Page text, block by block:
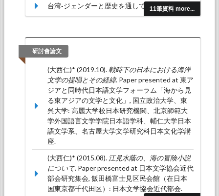
11筆資料 more...
台湾‐ジェンダーと歴史を通して読む‐.淡江日本
論叢, 32, 139-161.
研討會論文
(大西仁)* (2019.10).戦時下の日本における海洋
文学の提唱とその経緯. Paper presented at 東ア
ジアと同時代日本語文学フォーラム「海から見
る東アジアの文学と文化」, 国立政治大学、東
呉大学: 高麗大学校日本研究機関、北京師範大
学外国語言文学学院日本語学科、輔仁大学日本
語文学系、名古屋大学文学研究科日本文化学講
座.
(大西仁)* (2015.08). 江見水蔭の、海の冒険小説
について. Paper presented at 日本文学協会近代
部会研究集会, 飯田橋富士見区民会館（在日本
国東京都千代田区）: 日本文学協会近代部会.